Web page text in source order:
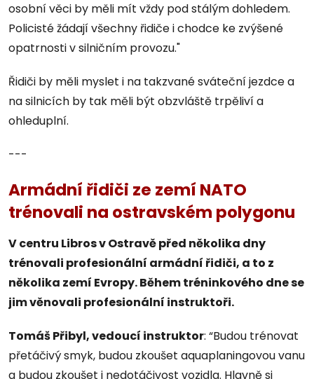
osobní věci by měli mít vždy pod stálým dohledem.
Policisté žádají všechny řidiče i chodce ke zvýšené
opatrnosti v silničním provozu."
Řidiči by měli myslet i na takzvané sváteční jezdce a
na silnicích by tak měli být obzvláště trpěliví a
ohleduplní.
---
Armádní řidiči ze zemí NATO
trénovali na ostravském polygonu
V centru Libros v Ostravě před několika dny
trénovali profesionální armádní řidiči, a to z
několika zemí Evropy. Během tréninkového dne se
jim věnovali profesionální instruktoři.
Tomáš Přibyl, vedoucí instruktor: “Budou trénovat
přetáčivý smyk, budou zkoušet aquaplaningovou vanu
a budou zkoušet i nedotáčivost vozidla. Hlavně si